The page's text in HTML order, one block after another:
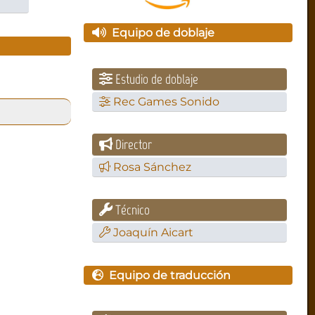
Equipo de doblaje
Estudio de doblaje
Rec Games Sonido
Director
Rosa Sánchez
Técnico
Joaquín Aicart
Equipo de traducción